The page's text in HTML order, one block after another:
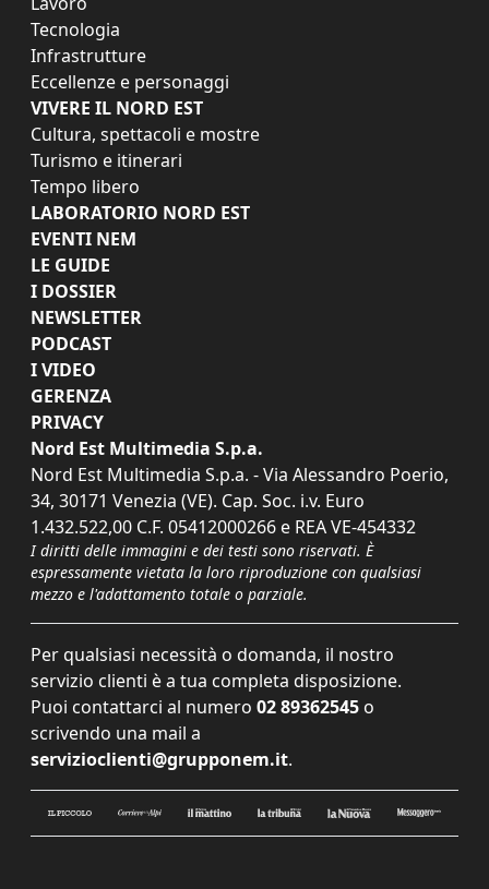
Tecnologia
Infrastrutture
Eccellenze e personaggi
VIVERE IL NORD EST
Cultura, spettacoli e mostre
Turismo e itinerari
Tempo libero
LABORATORIO NORD EST
EVENTI NEM
LE GUIDE
I DOSSIER
NEWSLETTER
PODCAST
I VIDEO
GERENZA
PRIVACY
Nord Est Multimedia S.p.a.
Nord Est Multimedia S.p.a. - Via Alessandro Poerio,
34, 30171 Venezia (VE). Cap. Soc. i.v. Euro
1.432.522,00 C.F. 05412000266 e REA VE-454332
I diritti delle immagini e dei testi sono riservati. È
espressamente vietata la loro riproduzione con qualsiasi
mezzo e l'adattamento totale o parziale.
Per qualsiasi necessità o domanda, il nostro
servizio clienti è a tua completa disposizione.
Puoi contattarci al numero 02 89362545 o
scrivendo una mail a
servizioclienti@grupponem.it.